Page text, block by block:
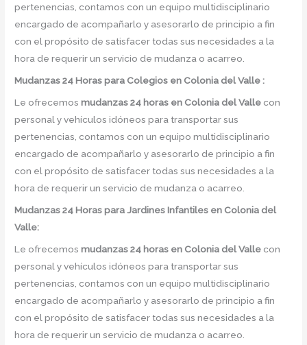
pertenencias, contamos con un equipo multidisciplinario
encargado de acompañarlo y asesorarlo de principio a fin
con el propósito de satisfacer todas sus necesidades a la
hora de requerir un servicio de mudanza o acarreo.
Mudanzas 24 Horas para Colegios en Colonia del Valle :
Le ofrecemosmudanzas 24 horas en Colonia del Valle con
personal y vehículos idóneos para transportar sus
pertenencias, contamos con un equipo multidisciplinario
encargado de acompañarlo y asesorarlo de principio a fin
con el propósito de satisfacer todas sus necesidades a la
hora de requerir un servicio de mudanza o acarreo.
Mudanzas 24 Horas para Jardines Infantiles en Colonia del
Valle:
Le ofrecemosmudanzas 24 horas en Colonia del Valle con
personal y vehículos idóneos para transportar sus
pertenencias, contamos con un equipo multidisciplinario
encargado de acompañarlo y asesorarlo de principio a fin
con el propósito de satisfacer todas sus necesidades a la
hora de requerir un servicio de mudanza o acarreo.